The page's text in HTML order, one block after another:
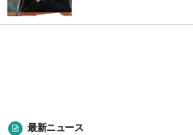
最新ニュース